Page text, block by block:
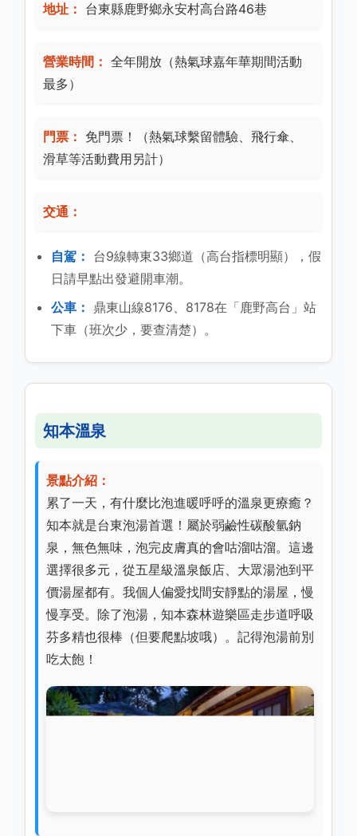
地址： 台東縣鹿野鄉永安村高台路46巷
營業時間： 全年開放（熱氣球嘉年華期間活動
最多）
門票： 免門票！（熱氣球繫留體驗、飛行傘、
滑草等活動費用另計）
交通：
自駕： 台9線轉東33鄉道（高台指標明顯），假
日請早點出發避開車潮。
公車： 鼎東山線8176、8178在「鹿野高台」站
下車（班次少，要查清楚）。
知本溫泉
景點介紹：
累了一天，有什麼比泡進暖呼呼的溫泉更療癒？
知本就是台東泡湯首選！屬於弱鹼性碳酸氫鈉
泉，無色無味，泡完皮膚真的會咕溜咕溜。這邊
選擇很多元，從五星級溫泉飯店、大眾湯池到平
價湯屋都有。我個人偏愛找間安靜點的湯屋，慢
慢享受。除了泡湯，知本森林遊樂區走步道呼吸
芬多精也很棒（但要爬點坡哦）。記得泡湯前別
吃太飽！